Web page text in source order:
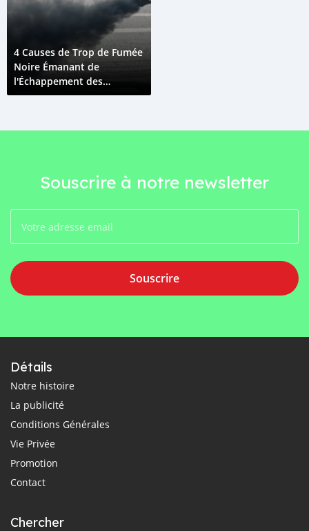
4 Causes de Trop de Fumée
Noire Émanant de
l'Échappement des
Moteurs Diesel
Souscrire à notre newsletter
Souscrire
Détails
Notre histoire
La publicité
Conditions Générales
Vie Privée
Promotion
Contact
Chercher